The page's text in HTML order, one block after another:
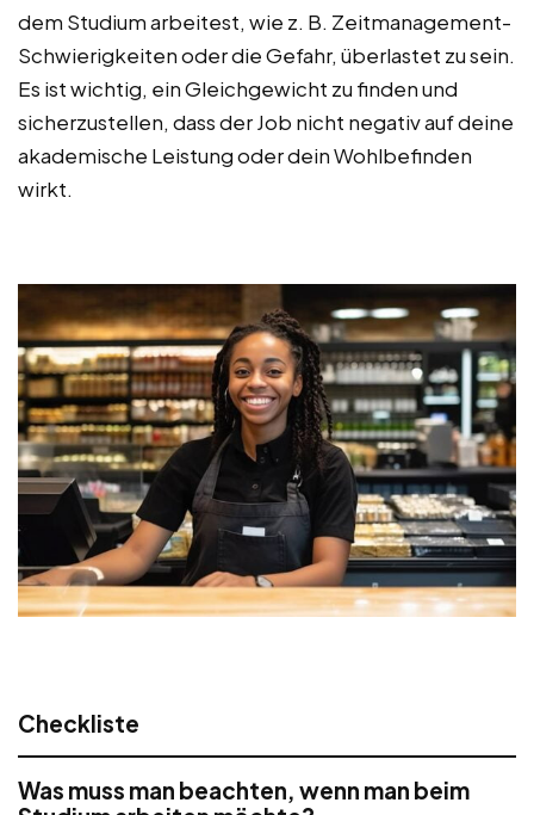
dem Studium arbeitest, wie z. B. Zeitmanagement-
Schwierigkeiten oder die Gefahr, überlastet zu sein.
Es ist wichtig, ein Gleichgewicht zu finden und
sicherzustellen, dass der Job nicht negativ auf deine
akademische Leistung oder dein Wohlbefinden
wirkt.
Checkliste
Was muss man beachten, wenn man beim